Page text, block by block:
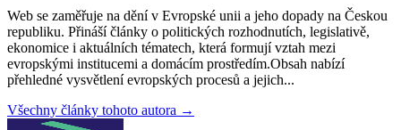
Web se zaměřuje na dění v Evropské unii a jeho dopady na Českou
republiku. Přináší články o politických rozhodnutích, legislativě,
ekonomice i aktuálních tématech, která formují vztah mezi
evropskými institucemi a domácím prostředím.Obsah nabízí
přehledné vysvětlení evropských procesů a jejich...
Všechny články tohoto autora →